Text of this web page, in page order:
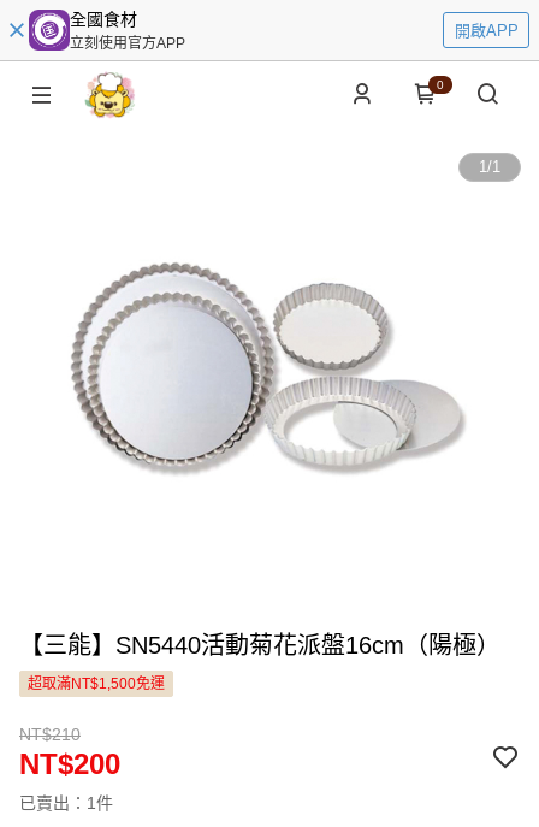
全國食材
立刻使用官方APP
開啟APP
0
1/1
【三能】SN5440活動菊花派盤16cm（陽極）
超取滿NT$1,500免運
NT$210
NT$200
已賣出：1件